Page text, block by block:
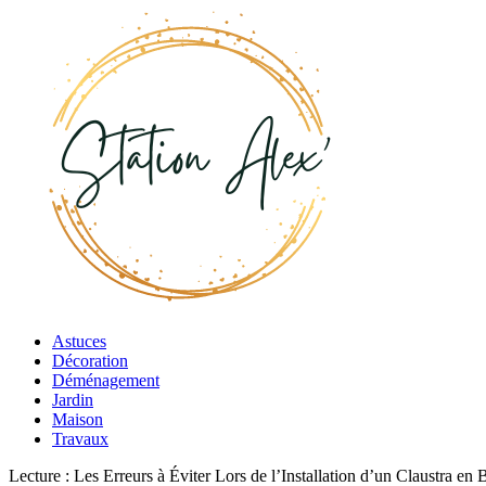
Astuces
Décoration
Déménagement
Jardin
Maison
Travaux
Lecture : Les Erreurs à Éviter Lors de l’Installation d’un Claustra en